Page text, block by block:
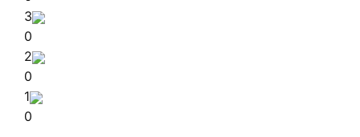
3
0
2
0
1
0